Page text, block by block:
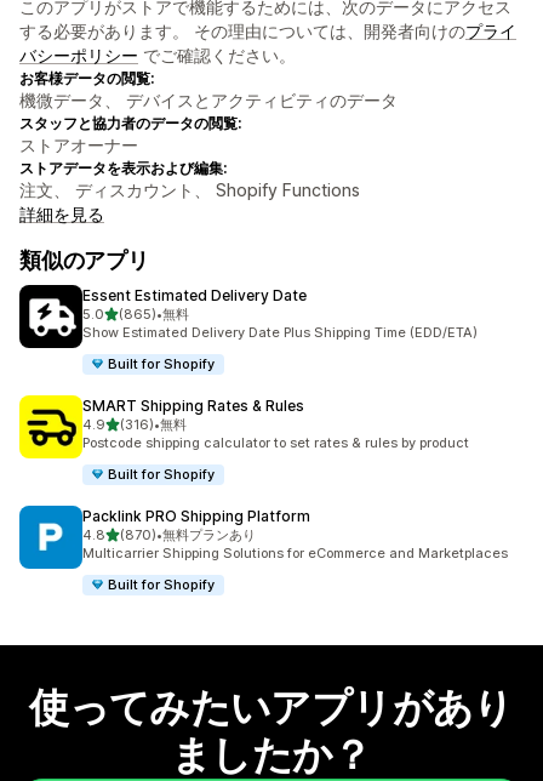
このアプリがストアで機能するためには、次のデータにアクセス
する必要があります。 その理由については、開発者向けのプライ
バシーポリシー でご確認ください。
お客様データの閲覧:
機微データ、 デバイスとアクティビティのデータ
スタッフと協力者のデータの閲覧:
ストアオーナー
ストアデータを表示および編集:
注文、 ディスカウント、 Shopify Functions
詳細を見る
類似のアプリ
Essent Estimated Delivery Date
5.05つ星中
(865)
合計レビュー数：865件
•無料
Show Estimated Delivery Date Plus Shipping Time (EDD/ETA)
Built for Shopify
SMART Shipping Rates & Rules
4.95つ星中
(316)
合計レビュー数：316件
•無料
Postcode shipping calculator to set rates & rules by product
Built for Shopify
Packlink PRO Shipping Platform
4.85つ星中
(870)
合計レビュー数：870件
•無料プランあり
Multicarrier Shipping Solutions for eCommerce and Marketplaces
Built for Shopify
使ってみたいアプリがあり
ましたか？